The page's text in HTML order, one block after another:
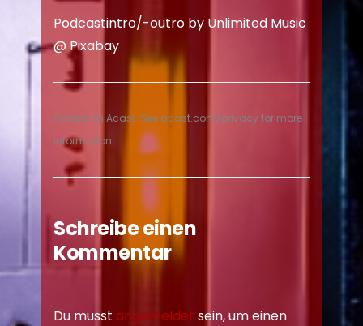
Podcastintro/-outro by Unlimited Music
@ Pixabay
Hosted on Acast. See acast.com/privacy for more
information.
Schreibe einen
Kommentar
Du musst angemeldet sein, um einen